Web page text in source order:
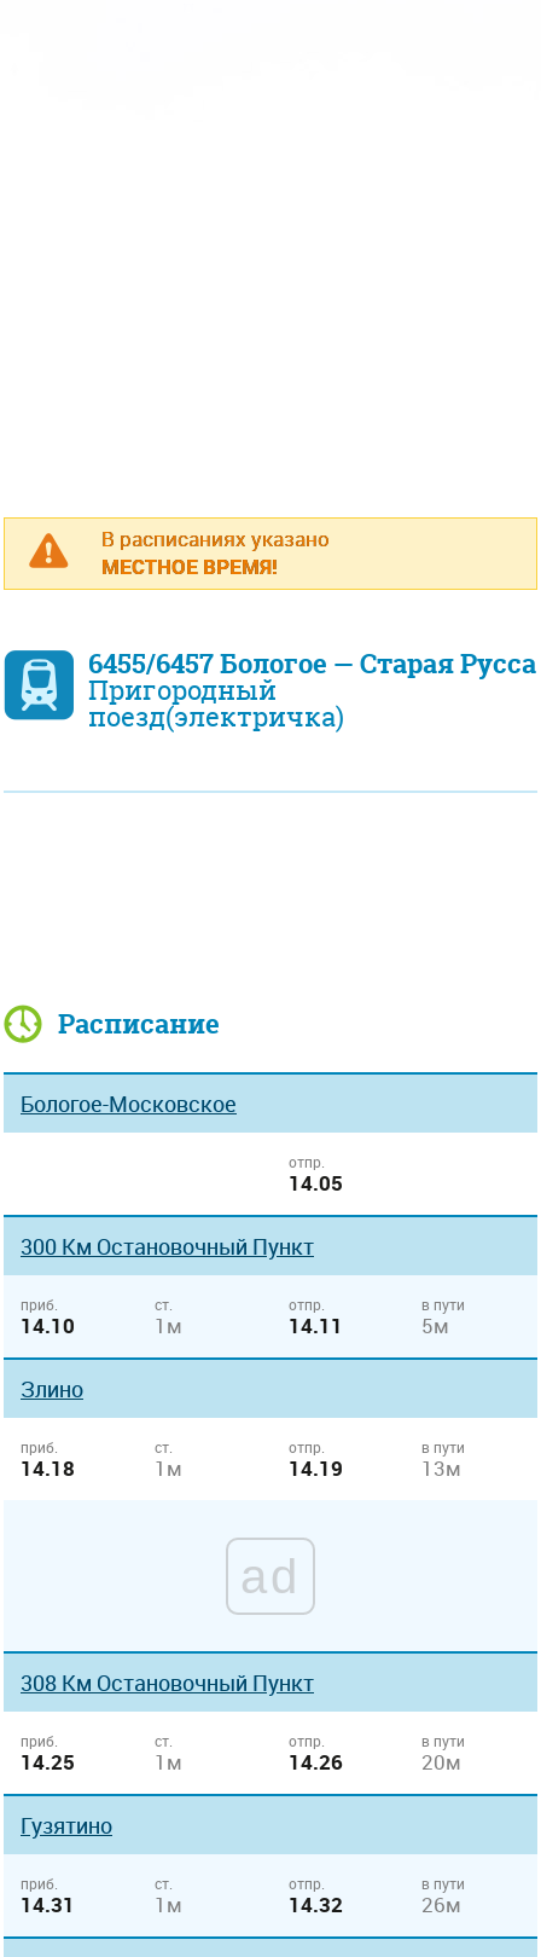
В расписаниях указано
МЕСТНОЕ ВРЕМЯ!
6455/6457 Бологое — Старая Русса
Пригородный
поезд(электричка)
Расписание
Бологое-Московское
отпр.
14.05
300 Км Остановочный Пункт
приб.
14.10
ст.
1м
отпр.
14.11
в пути
5м
Злино
приб.
14.18
ст.
1м
отпр.
14.19
в пути
13м
ad
308 Км Остановочный Пункт
приб.
14.25
ст.
1м
отпр.
14.26
в пути
20м
Гузятино
приб.
14.31
ст.
1м
отпр.
14.32
в пути
26м